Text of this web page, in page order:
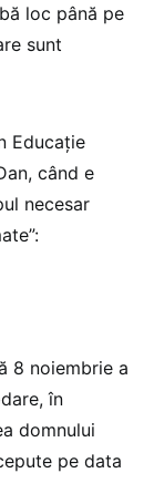
loc până pe
sunt
Educație
când e
necesar
8 noiembrie a
în
domnului
pe data